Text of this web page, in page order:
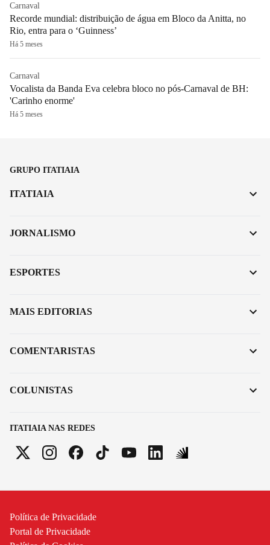
Carnaval
Recorde mundial: distribuição de água em Bloco da Anitta, no
Rio, entra para o ‘Guinness’
Há 5 meses
Carnaval
Vocalista da Banda Eva celebra bloco no pós-Carnaval de BH:
'Carinho enorme'
Há 5 meses
GRUPO ITATIAIA
ITATIAIA NAS REDES
ITATIAIA
JORNALISMO
ESPORTES
MAIS EDITORIAS
COMENTARISTAS
COLUNISTAS
Política de Privacidade
Portal de Privacidade